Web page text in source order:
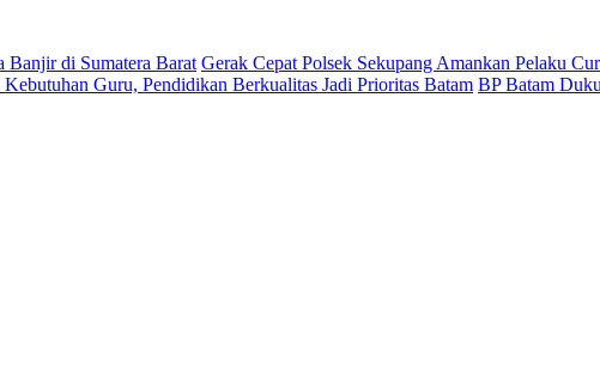
Banjir di Sumatera Barat Gerak Cepat Polsek Sekupang Amankan Pelaku
Kebutuhan Guru, Pendidikan Berkualitas Jadi Prioritas Batam BP Batam